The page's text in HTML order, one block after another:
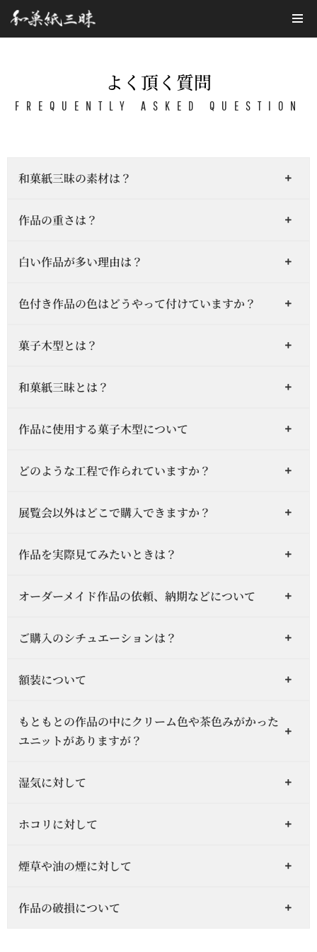
コ
ツ
ッ
よく頂く質問
FREQUENTLY ASKED QUESTION
和菓紙三昧の素材は？
作品の重さは？
白い作品が多い理由は？
色付き作品の色はどうやって付けていますか？
菓子木型とは？
和菓紙三昧とは？
作品に使用する菓子木型について
どのような工程で作られていますか？
展覧会以外はどこで購入できますか？
作品を実際見てみたいときは？
オーダーメイド作品の依頼、納期などについて
ご購入のシチュエーションは？
額装について
もともとの作品の中にクリーム色や茶色みがかった
ユニットがありますが？
湿気に対して
ホコリに対して
煙草や油の煙に対して
作品の破損について